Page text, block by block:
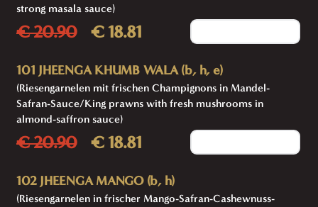
strong masala sauce)
€ 20.90 € 18.81
101 JHEENGA KHUMB WALA (b, h, e)
(Riesengarnelen mit frischen Champignons in Mandel-
Safran-Sauce/King prawns with fresh mushrooms in
almond-saffron sauce)
€ 20.90 € 18.81
102 JHEENGA MANGO (b, h)
(Riesengarnelen in frischer Mango-Safran-Cashewnuss-